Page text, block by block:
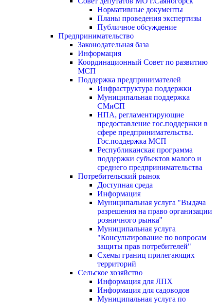
Нормативные документы
Планы проведения экспертизы
Публичное обсуждение
Предпринимательство
Законодательная база
Информация
Координационный Совет по развитию
МСП
Поддержка предпринимателей
Инфраструктура поддержки
Муниципальная поддержка
СМиСП
НПА, регламентирующие
предоставление гос.поддержки в
сфере предпринимательства.
Гос.поддержка МСП
Республиканская программа
поддержки субъектов малого и
среднего предпринимательства
Потребительский рынок
Доступная среда
Информация
Муниципальная услуга "Выдача
разрешения на право организации
розничного рынка"
Муниципальная услуга
"Консультирование по вопросам
защиты прав потребителей"
Схемы границ прилегающих
территорий
Сельское хозяйство
Информация для ЛПХ
Информация для садоводов
Муниципальная услуга по